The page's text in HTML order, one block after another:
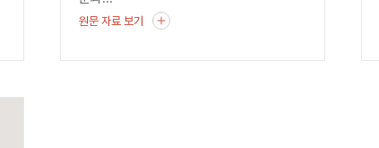
원문 자료 보기